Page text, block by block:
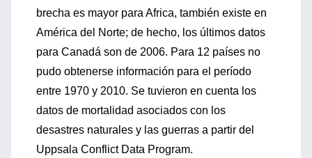
brecha es mayor para Africa, también existe en
América del Norte; de hecho, los últimos datos
para Canadá son de 2006. Para 12 países no
pudo obtenerse información para el período
entre 1970 y 2010. Se tuvieron en cuenta los
datos de mortalidad asociados con los
desastres naturales y las guerras a partir del
Uppsala Conflict Data Program.